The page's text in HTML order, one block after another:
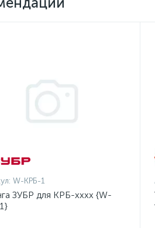
W-КРБ-1
ЗУБР для КРБ-хххх {W-